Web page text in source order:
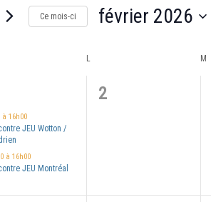
Ce mois-ci février 2026
L M
à 16h00
JEU Wotton /
à 16h00
JEU Montréal
0
2